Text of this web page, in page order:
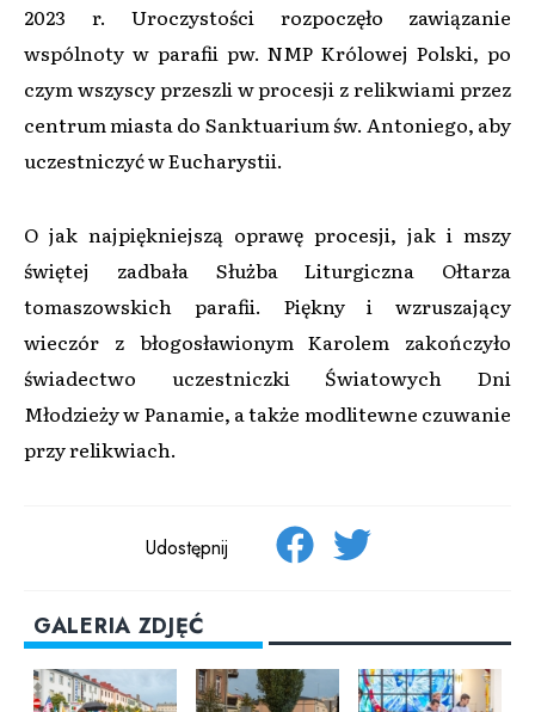
2023 r. Uroczystości rozpoczęło zawiązanie
wspólnoty w parafii pw. NMP Królowej Polski, po
czym wszyscy przeszli w procesji z relikwiami przez
centrum miasta do Sanktuarium św. Antoniego, aby
uczestniczyć w Eucharystii.
O jak najpiękniejszą oprawę procesji, jak i mszy
świętej zadbała Służba Liturgiczna Ołtarza
tomaszowskich parafii. Piękny i wzruszający
wieczór z błogosławionym Karolem zakończyło
świadectwo uczestniczki Światowych Dni
Młodzieży w Panamie, a także modlitewne czuwanie
przy relikwiach.
Udostępnij
GALERIA ZDJĘĆ